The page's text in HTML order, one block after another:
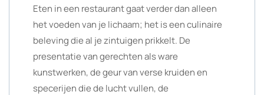
Eten in een restaurant gaat verder dan alleen
het voeden van je lichaam; het is een culinaire
beleving die al je zintuigen prikkelt. De
presentatie van gerechten als ware
kunstwerken, de geur van verse kruiden en
specerijen die de lucht vullen, de